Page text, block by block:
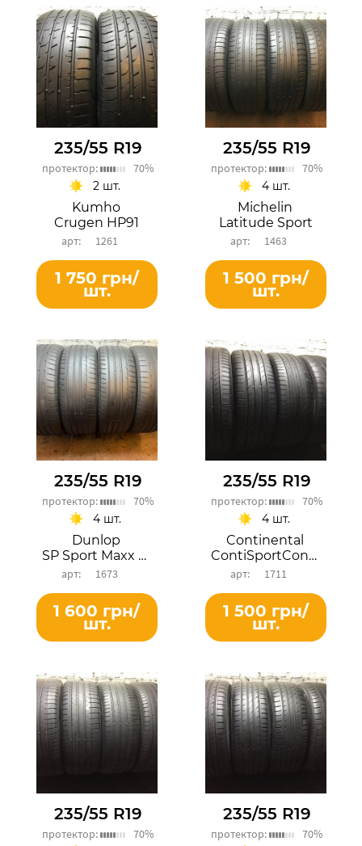
235/55 R19
протектор: 70%
Kumho
Crugen HP91
1261
2 шт.
1 750 грн/
шт.
235/55 R19
протектор: 70%
Michelin
Latitude Sport
1463
4 шт.
1 500 грн/
шт.
235/55 R19
протектор: 70%
Dunlop
SP Sport Maxx RT
1673
4 шт.
1 600 грн/
шт.
235/55 R19
протектор: 70%
Continental
ContiSportContact 5
1711
4 шт.
1 500 грн/
шт.
235/55 R19
протектор:
70%
235/55 R19
протектор:
70%